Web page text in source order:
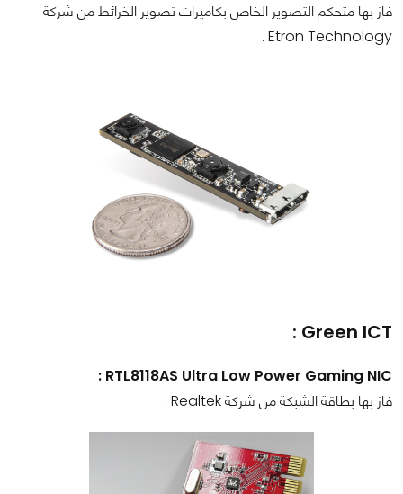
فاز بها متحكم التصوير الخاص بكاميرات تصوير الخرائط من شركة
Etron Technology .
Green ICT :
RTL8118AS Ultra Low Power Gaming NIC :
فاز بها بطاقة الشبكة من شركة Realtek .